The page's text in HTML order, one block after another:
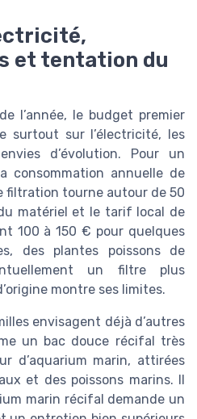
et tentation du
l’année, le budget premier
surtout sur l’électricité, les
d’évolution. Pour un
consommation annuelle de
filtration tourne autour de 50
matériel et le tarif local de
100 à 150 € pour quelques
des plantes poissons de
un filtre plus
montre ses limites.
envisagent déjà d’autres
un bac douce récifal très
d’aquarium marin, attirées
et des poissons marins. Il
marin récifal demande un